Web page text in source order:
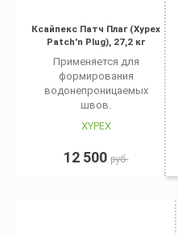
Ксайпекс Патч Плаг (Xypex
Patch'n Plug), 27,2 кг
Применяется для
формирования
водонепроницаемых
швов.
XYPEX
12 500руб.